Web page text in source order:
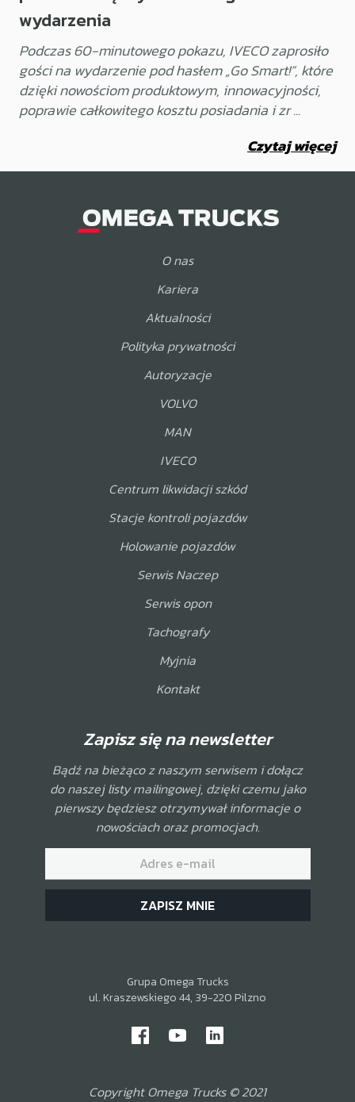
wydarzenia
Podczas 60-minutowego pokazu, IVECO zaprosiło
gości na wydarzenie pod hasłem „Go Smart!”, które
dzięki nowościom produktowym, innowacyjności,
poprawie całkowitego kosztu posiadania i zr ...
Czytaj więcej
O nas
Kariera
Aktualności
Polityka prywatności
Autoryzacje
VOLVO
MAN
IVECO
Centrum likwidacji szkód
Stacje kontroli pojazdów
Holowanie pojazdów
Serwis Naczep
Serwis opon
Tachografy
Myjnia
Kontakt
Zapisz się na newsletter
Bądź na bieżąco z naszym serwisem i dołącz
do naszej listy mailingowej, dzięki czemu jako
pierwszy będziesz otrzymywał informacje o
nowościach oraz promocjach.
ZAPISZ MNIE
Grupa Omega Trucks
ul. Kraszewskiego 44, 39-220 Pilzno
Copyright Omega Trucks © 2021